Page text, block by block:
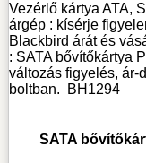
Vezérlő kártya ATA,
árgép : kísérje
Blackbird árát és
: SATA bővítőkártya
változás figyelés, ár-
boltban.
BH1294
SATA